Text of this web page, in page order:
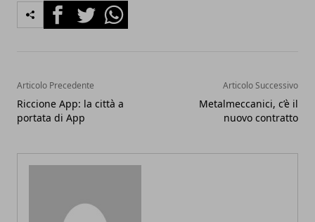
FacebookTwitterWhatsapp
Articolo Precedente
Riccione App: la città a
portata di App
Articolo Successivo
Metalmeccanici, c’è il
nuovo contratto